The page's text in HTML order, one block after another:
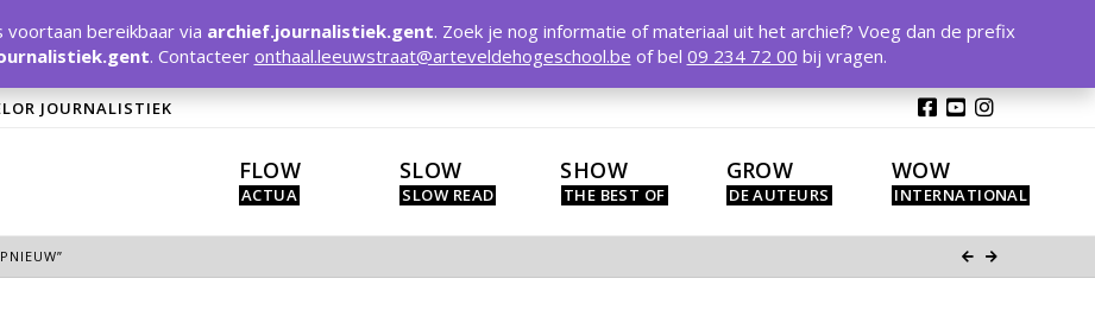
JOURNALISTIEK
FLOW SLOW SHOW GROW WOW
bereikbaar via archief.journalistiek.gent. Zoek je nog informatie of materiaal uit het archief? Voeg dan de prefix
. Contacteer onthaal.leeuwstraat@arteveldehogeschool.be of bel 09 234 72 00 bij vragen.